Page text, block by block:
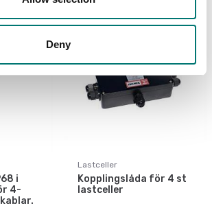
Deny
i
4-
Lastceller
Kopplingslåda för 4 st
lastceller